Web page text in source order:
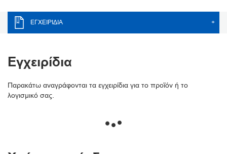
ΕΓΧΕΙΡΊΔΙΑ +
Εγχειρίδια
Παρακάτω αναγράφονται τα εγχειρίδια για το προϊόν ή το
λογισμικό σας.